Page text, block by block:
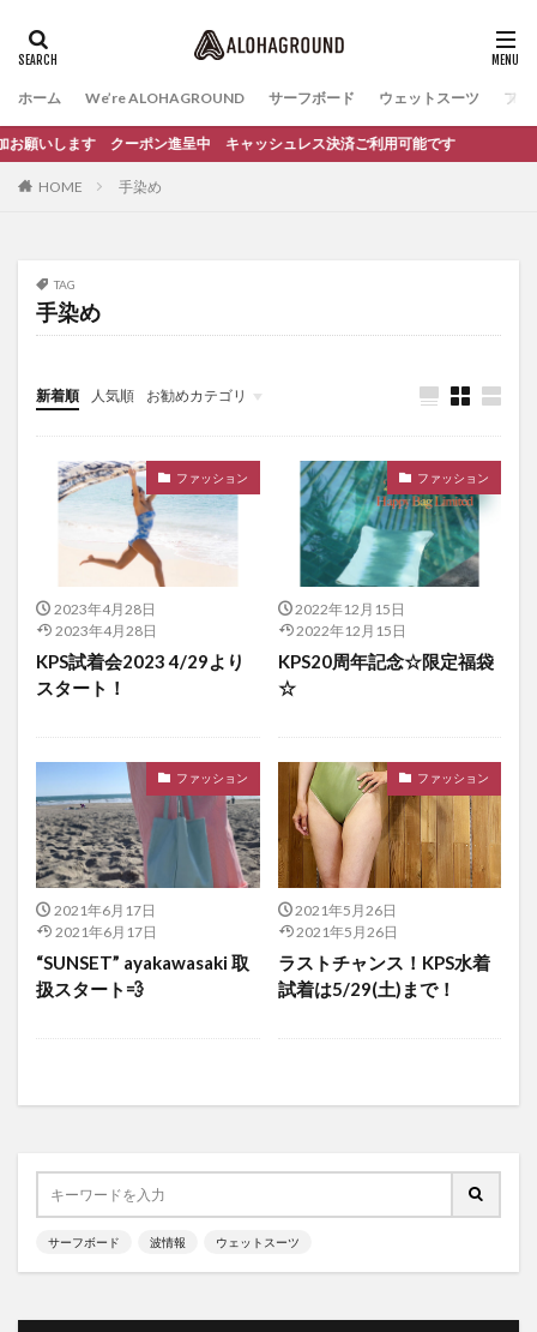
ホーム We’re ALOHAGROUND サーフボード ウェットスーツ ファ
ます クーポン進呈中 キャッシュレス決済ご利用可能です
HOME 手染め
TAG
手染め
新着順 人気順 お勧めカテゴリ
イベント
サーフィンスクール
ファッション
2023年4月28日
2023年4月28日
KPS試着会2023 4/29より
スタート！
ファッション
2022年12月15日
2022年12月15日
KPS20周年記念☆限定福袋
☆
ファッション
2021年6月17日
2021年6月17日
“SUNSET” ayakawasaki 取
扱スタート💨
ファッション
2021年5月26日
2021年5月26日
ラストチャンス！KPS水着
試着は5/29(土)まで！
サーフボード 波情報 ウェットスーツ